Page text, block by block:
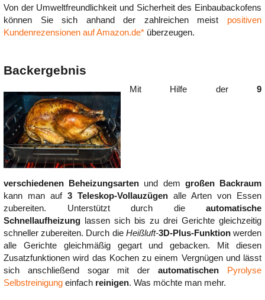
Von der Umweltfreundlichkeit und Sicherheit des Einbaubackofens
können Sie sich anhand der zahlreichen meist positiven
Kundenrezensionen auf Amazon.de* überzeugen.
Backergebnis
Mit Hilfe der 9
verschiedenen Beheizungsarten und dem großen Backraum
kann man auf 3 Teleskop-Vollauzügen alle Arten von Essen
zubereiten. Unterstützt durch die automatische
Schnellaufheizung lassen sich bis zu drei Gerichte gleichzeitig
schneller zubereiten. Durch die Heißluft-3D-Plus-Funktionwerden
alle Gerichte gleichmäßig gegart und gebacken. Mit diesen
Zusatzfunktionen wird das Kochen zu einem Vergnügen und lässt
sich anschließend sogar mit derautomatischen Pyrolyse
Selbstreinigung einfach reinigen. Was möchte man mehr.